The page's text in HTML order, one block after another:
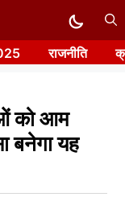
राजनीति
को आम
बनेगा यह